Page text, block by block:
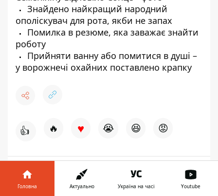
Знайдено найкращий народний
ополіскувач для рота, якби не запах
Помилка в резюме, яка заважає знайти
роботу
Прийняти ванну або помитися в душі –
у ворожнечі охайних поставлено крапку
👍 🔥 ♥ 😭 😆 😡
КОСМОС АСТРОНОМІЯ ВЧЕНІ ДОСЛІДЖЕННЯ
Головна Актуально Україна на часі Youtube